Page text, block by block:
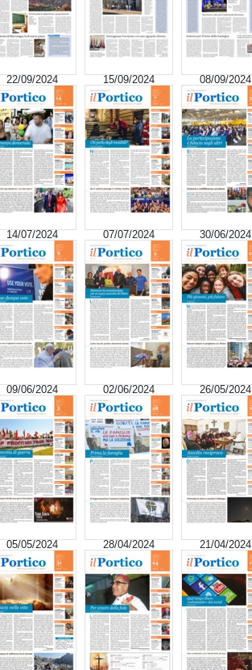
22/09/2024 15/09/2024 08/09/2024
14/07/2024 07/07/2024 30/06/2024
09/06/2024 02/06/2024 26/05/2024
05/05/2024 28/04/2024 21/04/2024